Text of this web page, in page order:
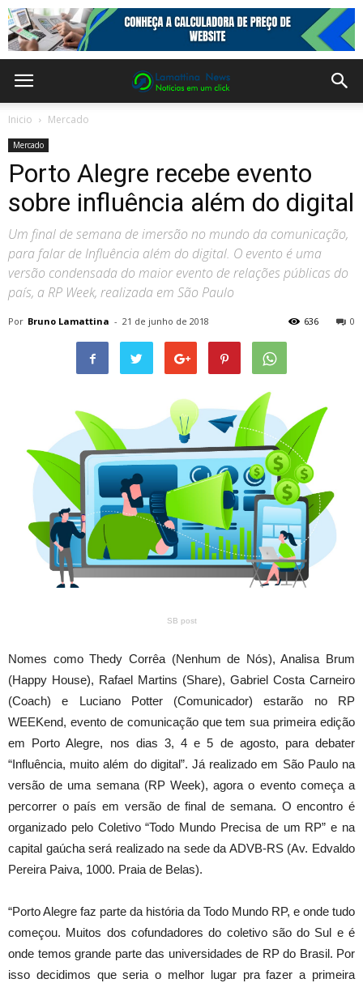
Inicio Mercado
Mercado
Porto Alegre recebe evento
sobre influência além do digital
Um final de semana de imersão no mundo da comunicação,
para falar de Influência além do digital. O evento é uma
versão condensada do maior evento de relações públicas do
país, a RP Week, realizada em São Paulo
Por Bruno Lamattina - 21 de junho de 2018 0
636
SB post
Nomes como Thedy Corrêa (Nenhum de Nós), Analisa Brum
(Happy House), Rafael Martins (Share), Gabriel Costa Carneiro
(Coach) e Luciano Potter (Comunicador) estarão no RP
WEEKend, evento de comunicação que tem sua primeira edição
em Porto Alegre, nos dias 3, 4 e 5 de agosto, para debater
“Influência, muito além do digital”. Já realizado em São Paulo na
versão de uma semana (RP Week), agora o evento começa a
percorrer o país em versão de final de semana. O encontro é
organizado pelo Coletivo “Todo Mundo Precisa de um RP” e na
capital gaúcha será realizado na sede da ADVB-RS (Av. Edvaldo
Pereira Paiva, 1000. Praia de Belas).
“Porto Alegre faz parte da história da Todo Mundo RP, e onde tudo
começou. Muitos dos cofundadores do coletivo são do Sul e é
onde temos grande parte das universidades de RP do Brasil. Por
isso decidimos que seria o melhor lugar pra fazer a primeira